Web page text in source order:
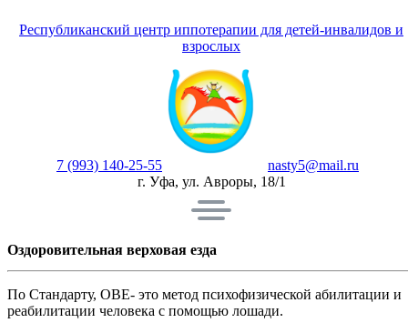
Республиканский центр иппотерапии для детей-инвалидов и
взрослых
7 (993) 140-25-55
nasty5@mail.ru
г. Уфа, ул. Авроры, 18/1
Оздоровительная верховая езда
По Стандарту, ОВЕ- это метод психофизической абилитации и
реабилитации человека с помощью лошади.